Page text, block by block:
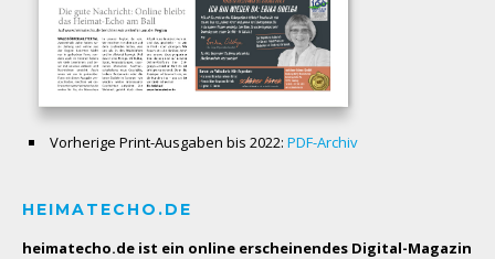
Vorherige Print-Ausgaben bis 2022: PDF-Archiv
HEIMATECHO.DE
heimatecho.de ist ein online erscheinendes Digital-Magazin